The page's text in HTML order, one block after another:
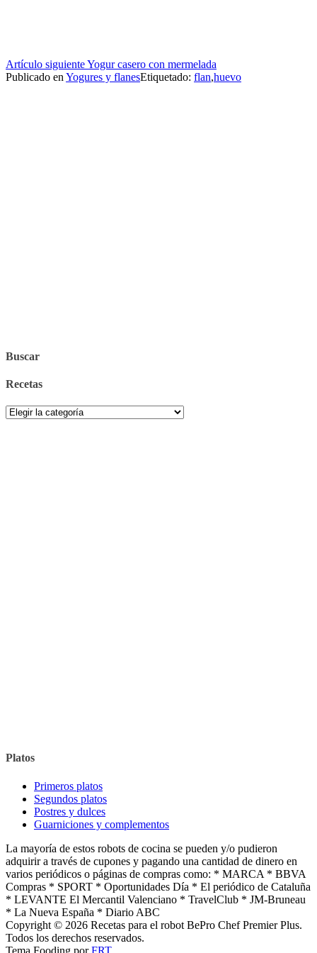
Seguir
leyendo
Artículo siguienteYogur casero con mermelada
Publicado en Yogures y flanesEtiquetado: flan,huevo
Buscar
Recetas
Recetas
Platos
Primeros platos
Segundos platos
Postres y dulces
Guarniciones y complementos
La mayoría de estos robots de cocina se pueden y/o pudieron
adquirir a través de cupones y pagando una cantidad de dinero en
varios periódicos o páginas de compras como: * MARCA * BBVA
Compras * SPORT * Oportunidades Día * El periódico de Cataluña
* LEVANTE El Mercantil Valenciano * TravelClub * JM-Bruneau
* La Nueva España * Diario ABC
Copyright © 2026 Recetas para el robot BePro Chef Premier Plus.
Todos los derechos reservados.
Tema Fooding porFRT